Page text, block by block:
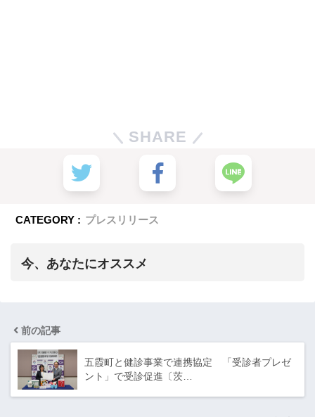
SHARE
CATEGORY : プレスリリース
今、あなたにオススメ
前の記事
五霞町と健診事業で連携協定 「受診者プレゼ
ント」で受診促進〔茨…